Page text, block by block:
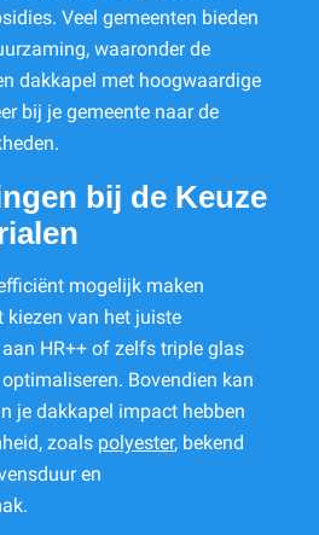
Veel gemeenten bieden
waaronder de
dakkapel met hoogwaardige
bij je gemeente naar de
bij de Keuze
mogelijk maken
kiezen van het juiste
HR++ of zelfs triple glas
Bovendien kan
je dakkapel impact hebben
zoals polyester, bekend
en